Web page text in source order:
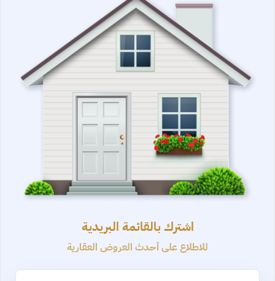
اشترك بالقائمة البريدية
للاطلاع على أحدث العروض العقارية